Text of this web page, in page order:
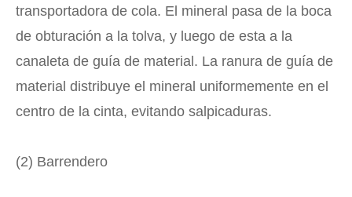
transportadora de cola. El mineral pasa de la boca
de obturación a la tolva, y luego de esta a la
canaleta de guía de material. La ranura de guía de
material distribuye el mineral uniformemente en el
centro de la cinta, evitando salpicaduras.
(2) Barrendero